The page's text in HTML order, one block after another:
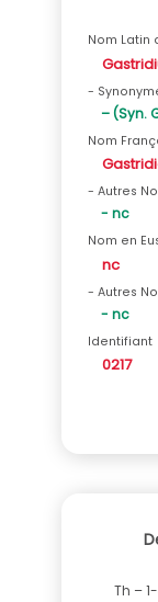
Nom Latin
-
– (Syn.
Nom
- Autres
- nc
Nom en
nc
- Autres
- nc
Identifiant
0217
Th –